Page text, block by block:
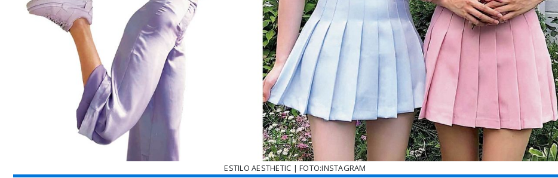
ESTILO AESTHETIC | FOTO:INSTAGRAM